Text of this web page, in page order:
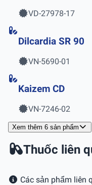
VD-27978-17
Dilcardia SR 90
VN-5690-01
Kaizem CD
VN-7246-02
Xem thêm 6 sản phẩm
Thuốc liên
Các sản phẩm liên